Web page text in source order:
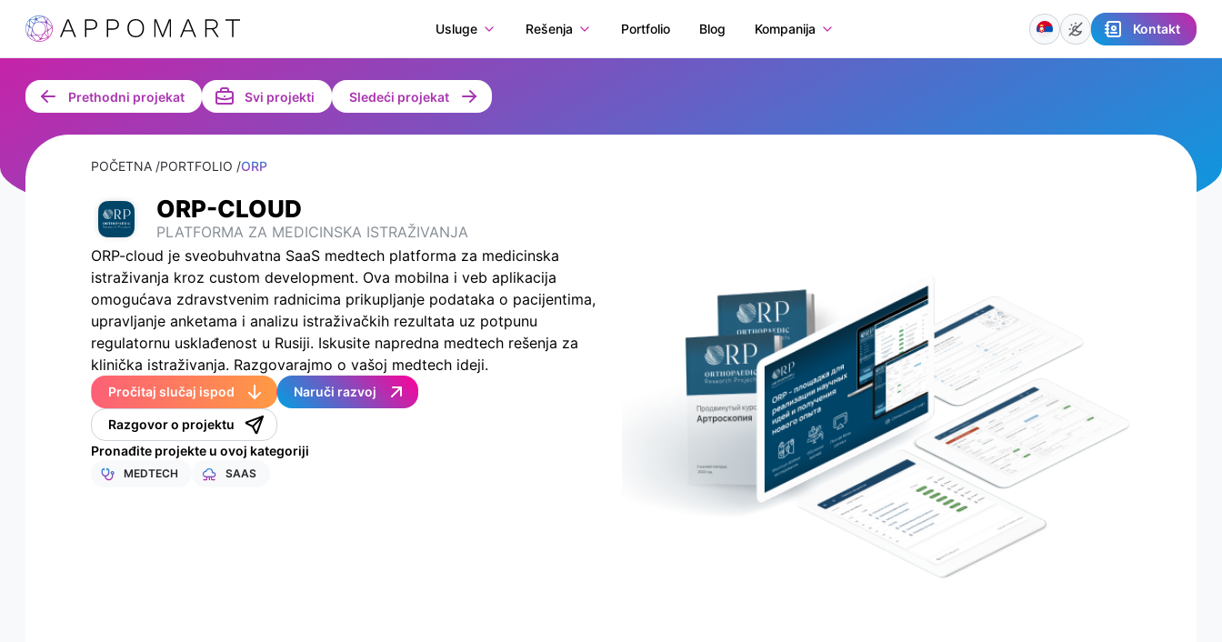
Usluge Rešenja Portfolio Blog Kompanija Kontakt
Prethodni projekat Svi projekti Sledeći projekat
POČETNA /PORTFOLIO /ORP
ORP-CLOUD
PLATFORMA ZA MEDICINSKA ISTRAŽIVANJA
ORP-cloud je sveobuhvatna SaaS medtech platforma za medicinska
istraživanja kroz custom development. Ova mobilna i veb aplikacija
omogućava zdravstvenim radnicima prikupljanje podataka o pacijentima,
upravljanje anketama i analizu istraživačkih rezultata uz potpunu
regulatornu usklađenost u Rusiji. Iskusite napredna medtech rešenja za
klinička istraživanja. Razgovarajmo o vašoj medtech ideji.
Pročitaj slučaj ispod Naruči razvoj
Razgovor o projektu
Pronađite projekte u ovoj kategoriji
MEDTECH SAAS